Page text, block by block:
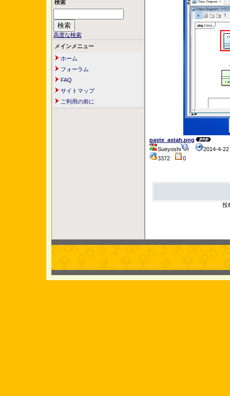
検索
高度な検索
メインメニュー
ホーム
フォーラム
FAQ
サイトマップ
ご利用の前に
paste_astah.png
Sueyoshi
2014-4-
3372
0
投